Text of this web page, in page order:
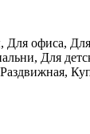
офиса,
Для